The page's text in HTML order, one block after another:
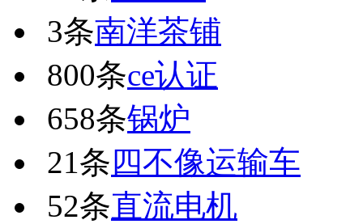
3条南洋茶铺
800条ce认证
658条锅炉
21条 四不像运输车
52条直流电机